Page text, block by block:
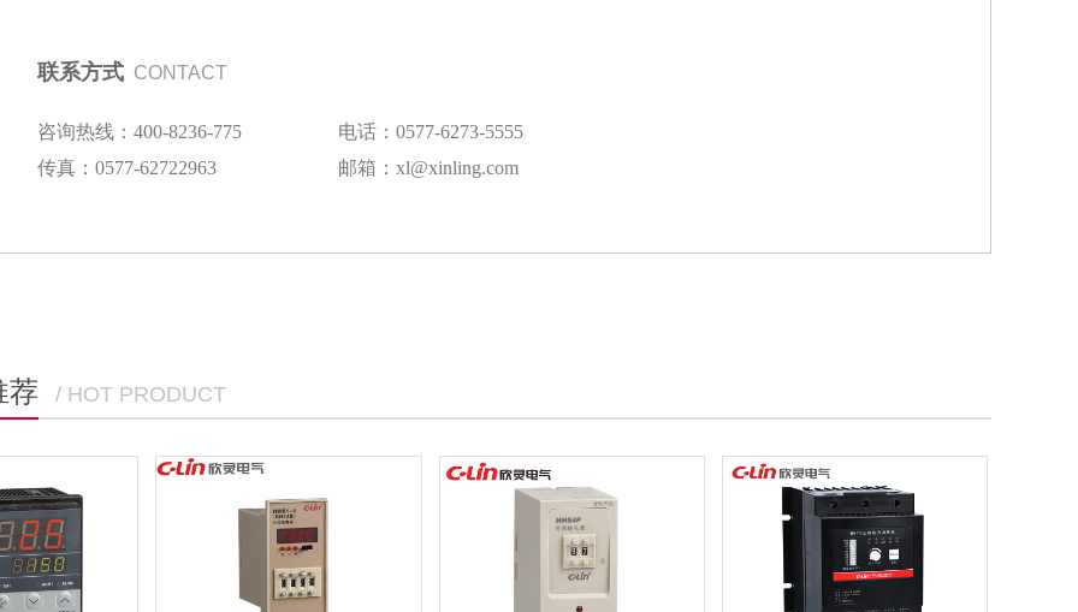
联系方式 CONTACT
咨询热线：400-8236-775
电话：0577-6273-5555
传真：0577-62722963
邮箱：xl@xinling.com
荐 / HOT PRODUCT